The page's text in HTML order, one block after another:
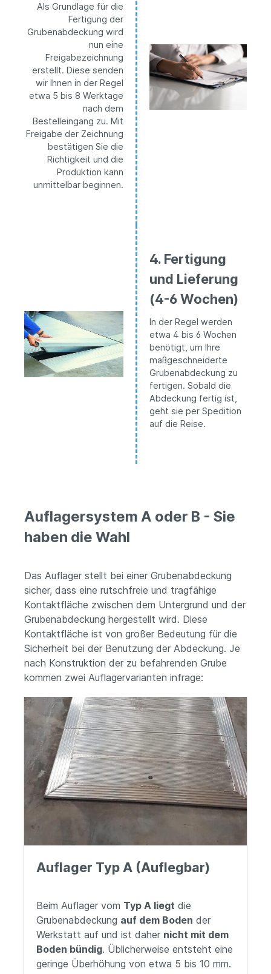
Als Grundlage für die
Fertigung der
Grubenabdeckung wird
nun eine
Freigabezeichnung
erstellt. Diese senden
wir Ihnen in der Regel
etwa 5 bis 8 Werktage
nach dem
Bestelleingang zu. Mit
Freigabe der Zeichnung
bestätigen Sie die
Richtigkeit und die
Produktion kann
unmittelbar beginnen.
4. Fertigung
und Lieferung
(4-6 Wochen)
In der Regel werden
etwa 4 bis 6 Wochen
benötigt, um Ihre
maßgeschneiderte
Grubenabdeckung zu
fertigen. Sobald die
Abdeckung fertig ist,
geht sie per Spedition
auf die Reise.
Auflagersystem A oder B - Sie
haben die Wahl
Das Auflager stellt bei einer Grubenabdeckung
sicher, dass eine rutschfreie und tragfähige
Kontaktfläche zwischen dem Untergrund und der
Grubenabdeckung hergestellt wird. Diese
Kontaktfläche ist von großer Bedeutung für die
Sicherheit bei der Benutzung der Abdeckung. Je
nach Konstruktion der zu befahrenden Grube
kommen zwei Auflagervarianten infrage:
Auflager Typ A (Auflegbar)
Beim Auflager vom Typ A liegt die
Grubenabdeckung auf dem Boden der
Werkstatt auf und ist daher nicht mit dem
Boden bündig. Üblicherweise entsteht eine
geringe Überhöhung von etwa 5 bis 10 mm.